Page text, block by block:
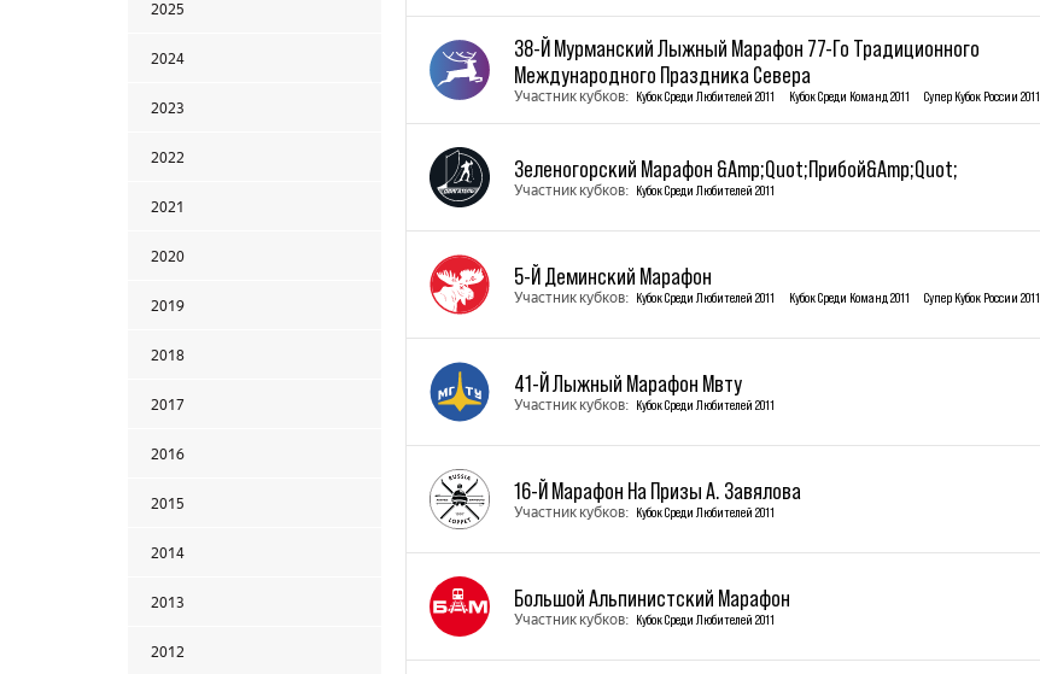
2025
2024
2023
2022
2021
2020
2019
2018
2017
2016
2015
2014
2013
2012
38-Й Мурманский Лыжный Марафон 77-Го Традиционного
Международного Праздника Севера
Участник кубков: Кубок Среди Любителей 2011 Кубок Среди Команд 2011 Супер Кубок России 2011
Зеленогорский Марафон &Amp;Quot;Прибой&Amp;Quot;
Участник кубков: Кубок Среди Любителей 2011
5-Й Деминский Марафон
Участник кубков: Кубок Среди Любителей 2011 Кубок Среди Команд 2011 Супер Кубок России 2011
41-Й Лыжный Марафон Мвту
Участник кубков: Кубок Среди Любителей 2011
16-Й Марафон На Призы А. Завялова
Участник кубков: Кубок Среди Любителей 2011
Большой Альпинистский Марафон
Участник кубков: Кубок Среди Любителей 2011